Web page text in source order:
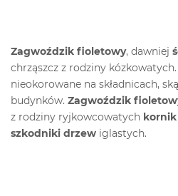
Zagwoździk fioletowy, dawniej
chrząszcz z rodziny
nieokorowane na składnicach,
budynków. Zagwoździk
z rodziny ryjkowcowatych
szkodniki drzew iglastych.